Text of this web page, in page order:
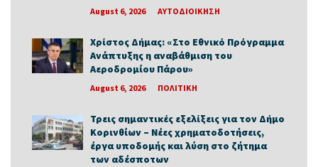
August 6, 2026 ΑΥΤΟΔΙΟΙΚΗΣΗ
Χρίστος Δήμας: «Στο Εθνικό Πρόγραμμα
Ανάπτυξης η αναβάθμιση του
Αεροδρομίου Πάρου»
August 6, 2026 ΠΟΛΙΤΙΚΗ
Τρεις σημαντικές εξελίξεις για τον Δήμο
Κορινθίων – Νέες χρηματοδοτήσεις,
έργα υποδομής και λύση στο ζήτημα
των αδέσποτων